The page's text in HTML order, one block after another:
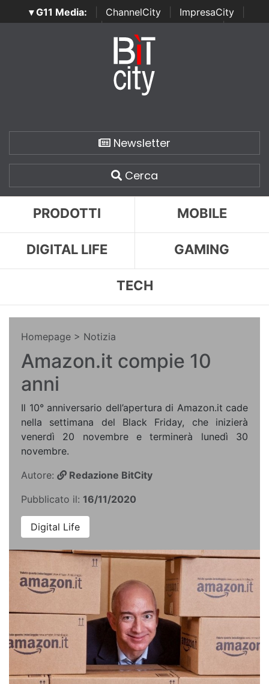
▾ G11 Media: ChannelCity ImpresaCity
SecurityOpenLab | Italian Channel Awards | Italian
Italian Security Awards
Newsletter
Cerca
PRODOTTI MOBILE
DIGITAL LIFE GAMING
TECH
Homepage > Notizia
Amazon.it compie 10
anni
Il 10° anniversario dell’apertura di Amazon.it cade
nella settimana del Black Friday, che inizierà
venerdì 20 novembre e terminerà lunedì 30
novembre.
Autore:
Redazione BitCity
Pubblicato il: 16/11/2020
Digital Life